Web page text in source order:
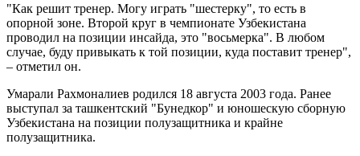
"Как решит тренер. Могу играть "шестерку", то есть в
опорной зоне. Второй круг в чемпионате Узбекистана
проводил на позиции инсайда, это "восьмерка". В любом
случае, буду привыкать к той позиции, куда поставит тренер",
– отметил он.
Умарали Рахмоналиев родился 18 августа 2003 года. Ранее
выступал за ташкентский "Бунедкор" и юношескую сборную
Узбекистана на позиции полузащитника и крайне
полузащитника.